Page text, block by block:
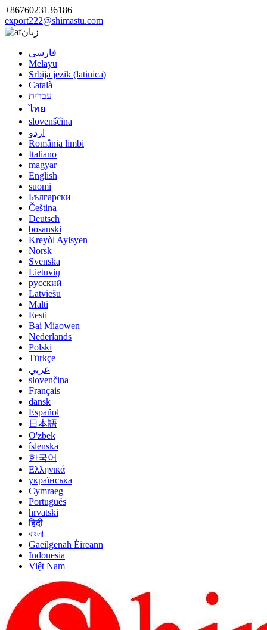
+8676023136186
export222@shimastu.com
زبان
فارسی
Melayu
Srbija jezik (latinica)
Català
עברית
ไทย
slovenščina
اردو
România limbi
Italiano
magyar
English
suomi
Български
Čeština
Deutsch
bosanski
Kreyòl Ayisyen
Norsk
Svenska
Lietuvių
русский
Latviešu
Malti
Eesti
Bai Miaowen
Nederlands
Polski
Türkçe
عربي
slovenčina
Français
dansk
Español
日本語
O'zbek
íslenska
한국어
Ελληνικά
українська
Cymraeg
Português
hrvatski
हिंदी
বাংলা
Gaeilgenah Éireann
Indonesia
Việt Nam